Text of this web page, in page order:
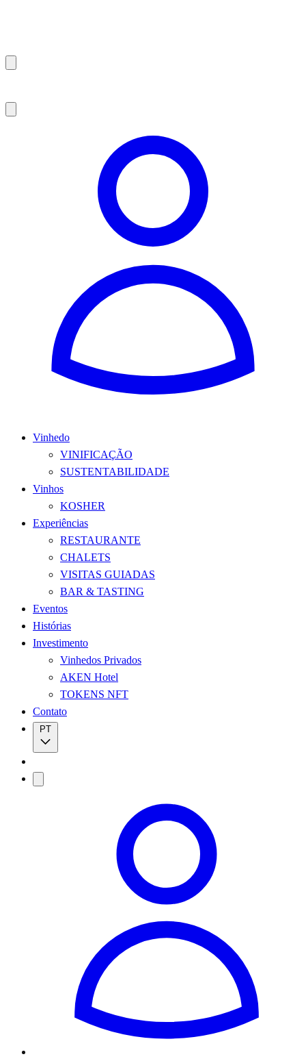
Vinhedo
VINIFICAÇÃO
SUSTENTABILIDADE
Vinhos
KOSHER
Experiências
RESTAURANTE
CHALETS
VISITAS GUIADAS
BAR & TASTING
Eventos
Histórias
Investimento
Vinhedos Privados
AKEN Hotel
TOKENS NFT
Contato